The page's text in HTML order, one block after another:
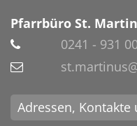
Pfarrbüro St.
0241 - 931
Adressen,